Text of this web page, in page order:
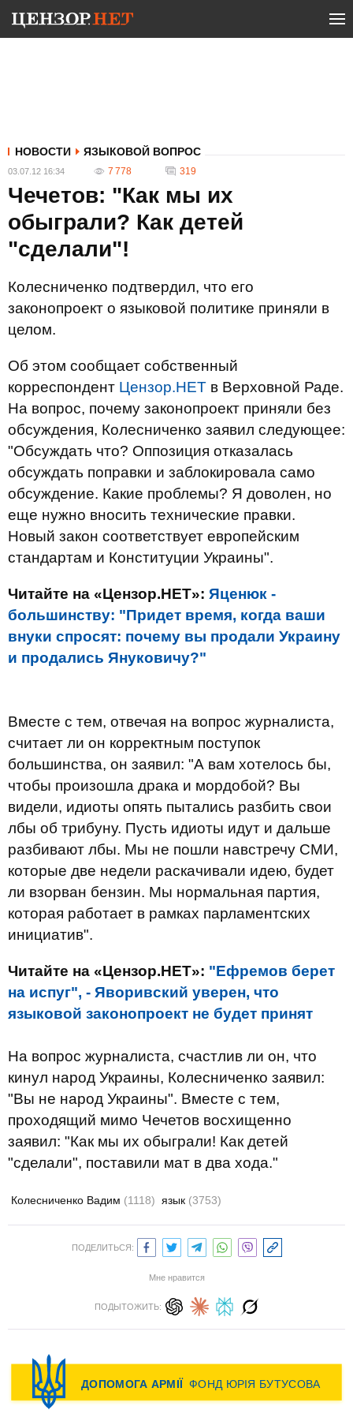
НОВОСТИ ЯЗЫКОВОЙ ВОПРОС
03.07.12 16:34 7 778 319
Чечетов: "Как мы их
обыграли? Как детей
"сделали"!
Колесниченко подтвердил, что его
законопроект о языковой политике приняли в
целом.
Об этом сообщает собственный
корреспондент Цензор.НЕТ в Верховной Раде.
На вопрос, почему законопроект приняли без
обсуждения, Колесниченко заявил следующее:
"Обсуждать что? Оппозиция отказалась
обсуждать поправки и заблокировала само
обсуждение. Какие проблемы? Я доволен, но
еще нужно вносить технические правки.
Новый закон соответствует европейским
стандартам и Конституции Украины".
Читайте на «Цензор.НЕТ»: Яценюк -
большинству: "Придет время, когда ваши
внуки спросят: почему вы продали Украину
и продались Януковичу?"
Вместе с тем, отвечая на вопрос журналиста,
считает ли он корректным поступок
большинства, он заявил: "А вам хотелось бы,
чтобы произошла драка и мордобой? Вы
видели, идиоты опять пытались разбить свои
лбы об трибуну. Пусть идиоты идут и дальше
разбивают лбы. Мы не пошли навстречу СМИ,
которые две недели раскачивали идею, будет
ли взорван бензин. Мы нормальная партия,
которая работает в рамках парламентских
инициатив".
Читайте на «Цензор.НЕТ»: "Ефремов берет
на испуг", - Яворивский уверен, что
языковой законопроект не будет принят
На вопрос журналиста, счастлив ли он, что
кинул народ Украины, Колесниченко заявил:
"Вы не народ Украины". Вместе с тем,
проходящий мимо Чечетов восхищенно
заявил: "Как мы их обыграли! Как детей
"сделали", поставили мат в два хода."
Колесниченко Вадим (1118) язык (3753)
ПОДЕЛИТЬСЯ:
Мне нравится
ПОДЫТОЖИТЬ: